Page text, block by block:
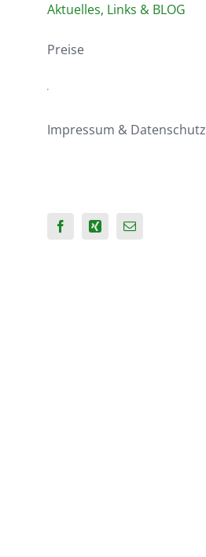
Aktuelles, Links & BLOG
Preise
Impressum & Datenschutz
FacebookXing
E-